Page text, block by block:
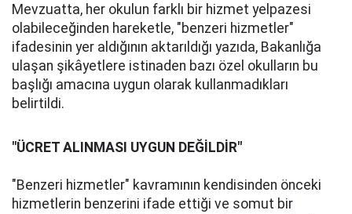
Mevzuatta, her okulun farklı bir hizmet yelpazesi
olabileceğinden hareketle, "benzeri hizmetler"
ifadesinin yer aldığının aktarıldığı yazıda, Bakanlığa
ulaşan şikâyetlere istinaden bazı özel okulların bu
başlığı amacına uygun olarak kullanmadıkları
belirtildi.
"ÜCRET ALINMASI UYGUN DEĞİLDİR"
"Benzeri hizmetler" kavramının kendisinden önceki
hizmetlerin benzerini ifade ettiği ve somut bir